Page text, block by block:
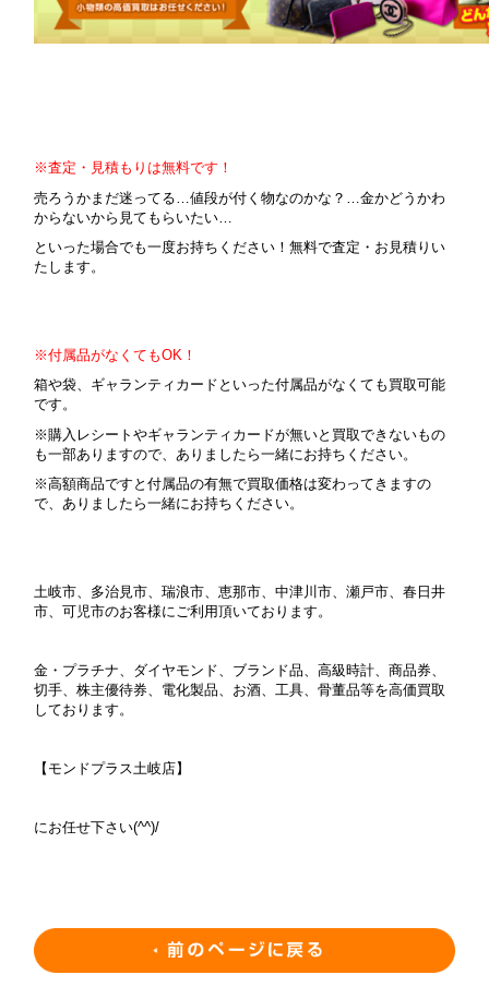
※査定・見積もりは無料です！
売ろうかまだ迷ってる…値段が付く物なのかな？…金かどうかわ
からないから見てもらいたい…
といった場合でも一度お持ちください！無料で査定・お見積りい
たします。
※付属品がなくてもOK！
箱や袋、ギャランティカードといった付属品がなくても買取可能
です。
※購入レシートやギャランティカードが無いと買取できないもの
も一部ありますので、ありましたら一緒にお持ちください。
※高額商品ですと付属品の有無で買取価格は変わってきますの
で、ありましたら一緒にお持ちください。
土岐市、多治見市、瑞浪市、恵那市、中津川市、瀬戸市、春日井
市、可児市のお客様にご利用頂いております。
金・プラチナ、ダイヤモンド、ブランド品、高級時計、商品券、
切手、株主優待券、電化製品、お酒、工具、骨董品等を高価買取
しております。
【モンドプラス土岐店】
にお任せ下さい(^^)/